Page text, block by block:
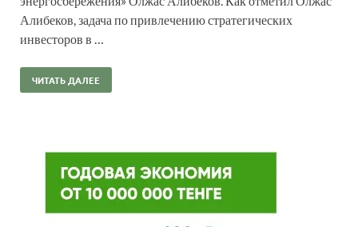
Алибеков, задача по привлечению стратегических
инвесторов в …
ЧИТАТЬ ДАЛЕЕ